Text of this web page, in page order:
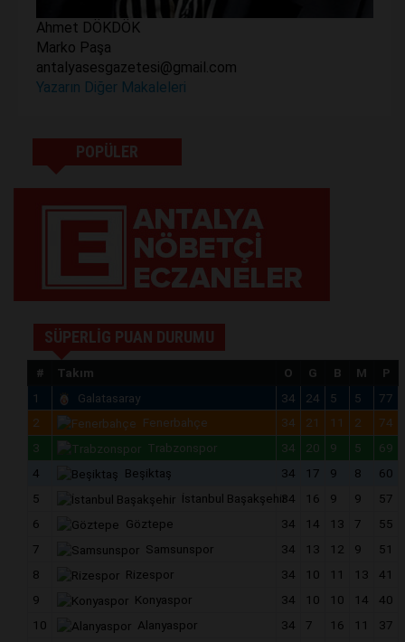
Ahmet DÖKDÖK
Marko Paşa
antalyasesgazetesi@gmail.com
Yazarın Diğer Makaleleri
POPÜLER
SÜPERLİG PUAN DURUMU
# Takım O G B M
P
1
Galatasaray 34 24 5 5
77
2
Fenerbahçe 34 21 11 2
74
3
Trabzonspor 34 20 9 5
69
4
Beşiktaş 34 17 9 8
60
5
İstanbul Başakşehir34 16 9 9
57
6
Göztepe 34 14 13 7
55
7
Samsunspor 34 13 12 9
51
8
Rizespor 34 10 11 13
41
9
Konyaspor 34 10 10 14
40
10
Alanyaspor 34 7 16 11
37